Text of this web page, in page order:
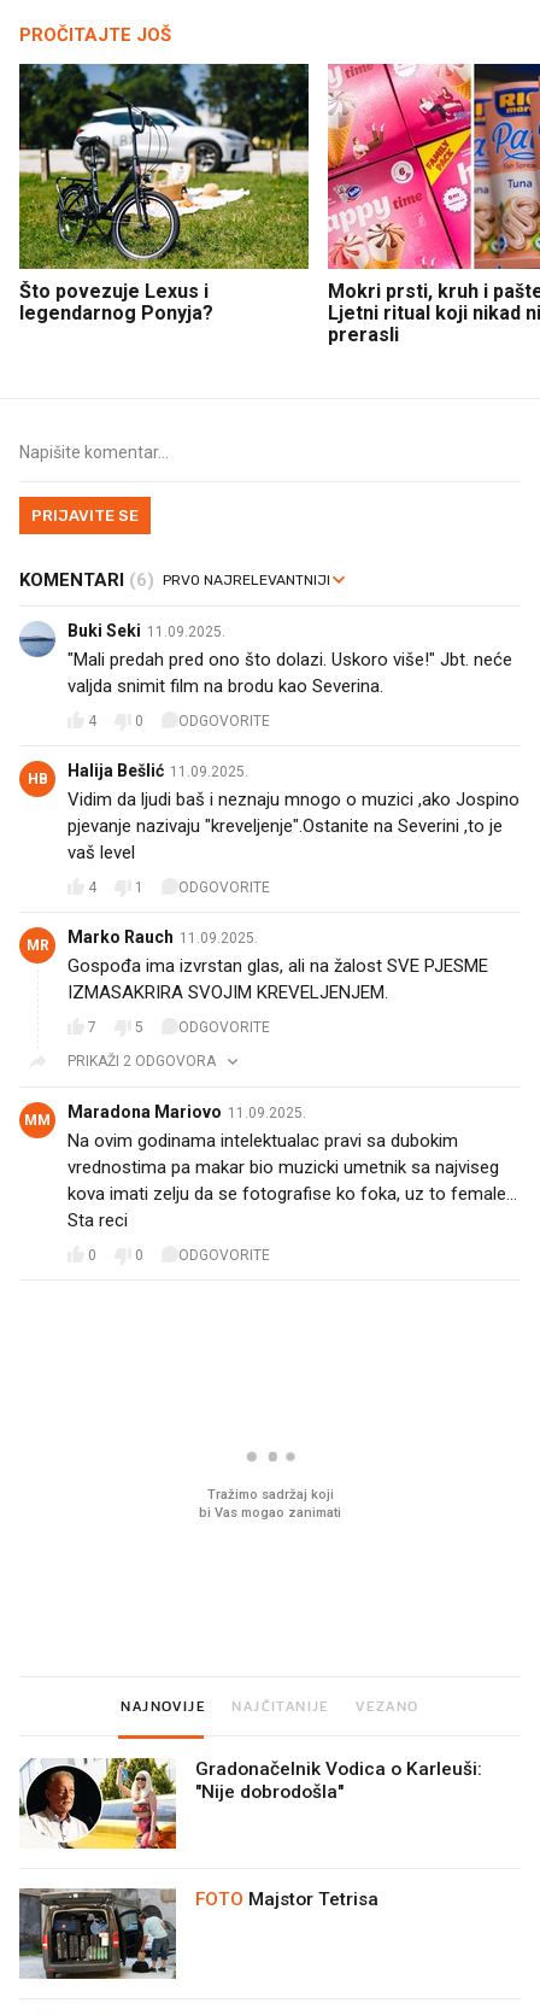
PROČITAJTE JOŠ
Što povezuje Lexus i
legendarnog Ponyja?
Mokri prsti, kruh i
Ljetni ritual koji nikad
prerasli
PRIJAVITE SE
KOMENTARI (6)
Buki Seki 11.09.2025.
"Mali predah pred ono što dolazi. Uskoro više!" Jbt. neće
valjda snimit film na brodu kao Severina.
4 0 ODGOVORITE
HB Halija Bešlić 11.09.2025.
Vidim da ljudi baš i neznaju mnogo o muzici ,ako Jospino
pjevanje nazivaju "kreveljenje".Ostanite na Severini ,to je
vaš level
4 1 ODGOVORITE
MR Marko Rauch 11.09.2025.
Gospođa ima izvrstan glas, ali na žalost SVE PJESME
IZMASAKRIRA SVOJIM KREVELJENJEM.
7 5
ODGOVORITE
PRIKAŽI 2 ODGOVORA
MM Maradona Mariovo 11.09.2025.
Na ovim godinama intelektualac pravi sa dubokim
vrednostima pa makar bio muzicki umetnik sa najviseg
kova imati zelju da se fotografise ko foka, uz to female...
Sta reci
0 0 ODGOVORITE
NAJNOVIJE NAJČITANIJE VEZANO
Gradonačelnik Vodica o Karleuši:
"Nije dobrodošla"
FOTO Majstor Tetrisa